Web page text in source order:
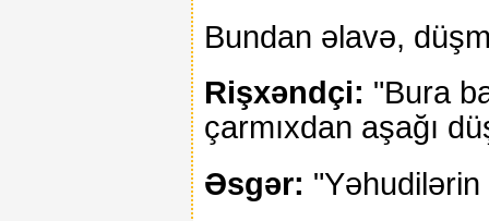
Bundan əlavə,
Rişxəndçi: "Bura
çarmıxdan aşağı
Əsgər: